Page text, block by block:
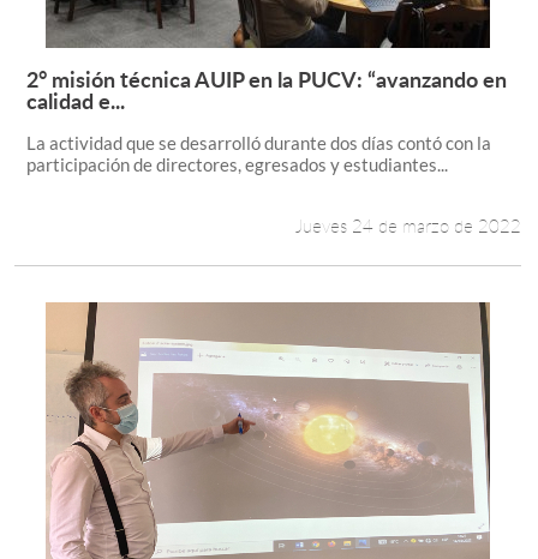
Leer más +
2° misión técnica AUIP en la PUCV: “avanzando en
calidad e...
La actividad que se desarrolló durante dos días contó con la
participación de directores, egresados y estudiantes...
Jueves 24 de marzo de 2022